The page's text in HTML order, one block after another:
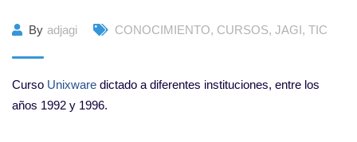
By adjagi CONOCIMIENTO, CURSOS, JAGI, TIC
Curso Unixware dictado a diferentes instituciones, entre los
años 1992 y 1996.